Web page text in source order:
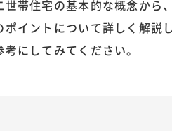
帯住宅の基本的な概念から
イントについて詳しく解説
にしてみてください。